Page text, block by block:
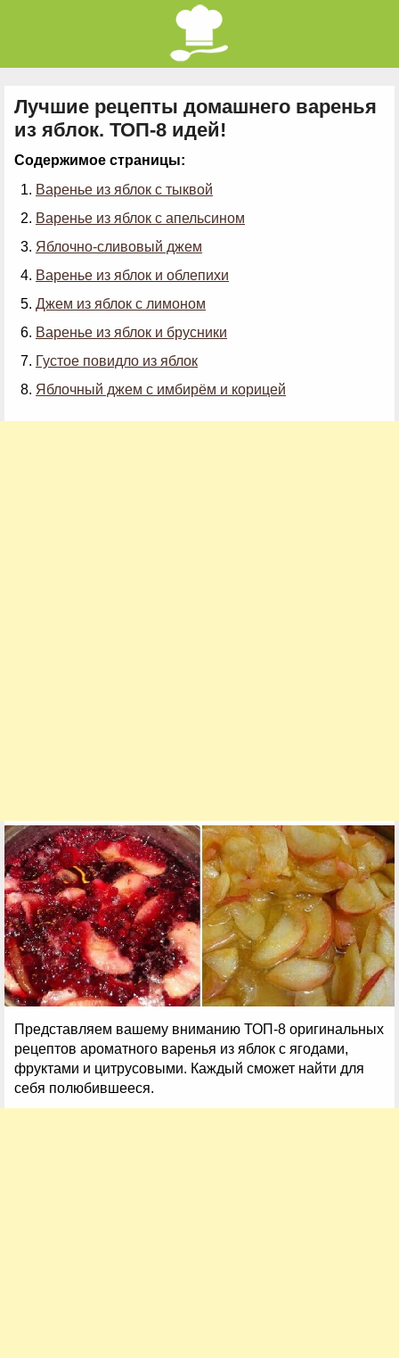
Лучшие рецепты домашнего варенья
из яблок. ТОП-8 идей!
Содержимое страницы:
Варенье из яблок с тыквой
Варенье из яблок с апельсином
Яблочно-сливовый джем
Варенье из яблок и облепихи
Джем из яблок с лимоном
Варенье из яблок и брусники
Густое повидло из яблок
Яблочный джем с имбирём и корицей
Представляем вашему вниманию ТОП-8 оригинальных
рецептов ароматного варенья из яблок с ягодами,
фруктами и цитрусовыми. Каждый сможет найти для
себя полюбившееся.